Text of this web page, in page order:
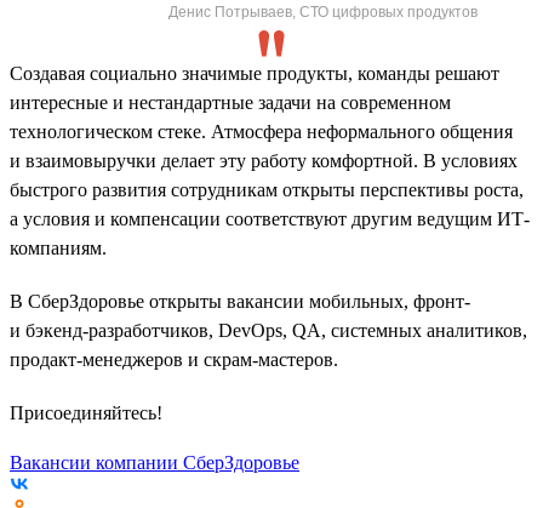
Денис Потрываев, СТО цифровых продуктов
Создавая социально значимые продукты, команды решают
интересные и нестандартные задачи на современном
технологическом стеке. Атмосфера неформального общения
и взаимовыручки делает эту работу комфортной. В условиях
быстрого развития сотрудникам открыты перспективы роста,
а условия и компенсации соответствуют другим ведущим ИТ-
компаниям.
В СберЗдоровье открыты вакансии мобильных, фронт-
и бэкенд-разработчиков, DevOps, QA, системных аналитиков,
продакт-менеджеров и скрам-мастеров.
Присоединяйтесь!
Вакансии компании СберЗдоровье